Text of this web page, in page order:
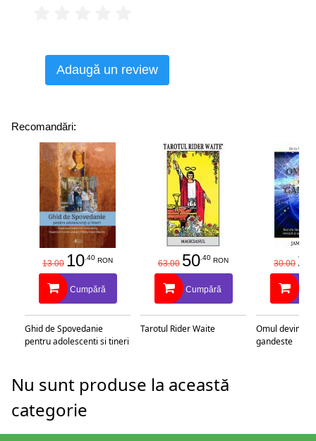
Adaugă un review
Recomandări:
13.00 10.40 RON
Cumpără
Ghid de Spovedanie
pentru adolescenti si tineri
63.00 50.40 RON
Cumpără
Tarotul Rider Waite
30.00 25
Omul devine
gandeste
Nu sunt produse la această
categorie